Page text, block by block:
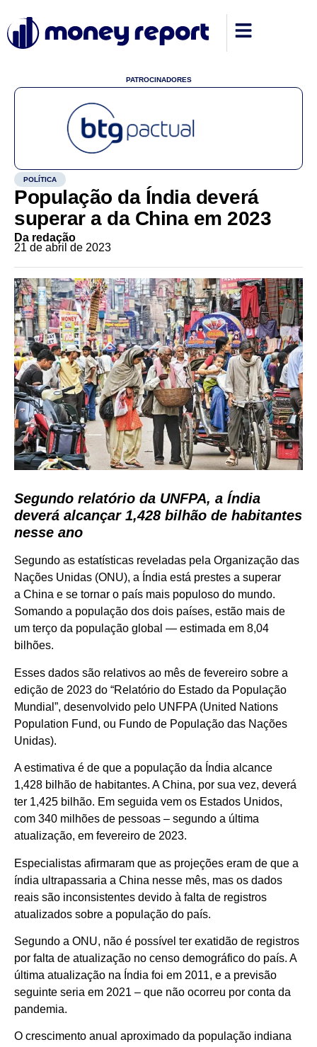
PATROCINADORES
POLÍTICA
População da Índia deverá
superar a da China em 2023
Da redação
21 de abril de 2023
Segundo relatório da UNFPA, a Índia
deverá alcançar 1,428 bilhão de habitantes
nesse ano
Segundo as estatísticas reveladas pela Organização das
Nações Unidas (ONU), a Índia está prestes a superar
a China e se tornar o país mais populoso do mundo.
Somando a população dos dois países, estão mais de
um terço da população global — estimada em 8,04
bilhões.
Esses dados são relativos ao mês de fevereiro sobre a
edição de 2023 do “Relatório do Estado da População
Mundial”, desenvolvido pelo UNFPA (United Nations
Population Fund, ou Fundo de População das Nações
Unidas).
A estimativa é de que a população da Índia alcance
1,428 bilhão de habitantes. A China, por sua vez, deverá
ter 1,425 bilhão. Em seguida vem os Estados Unidos,
com 340 milhões de pessoas – segundo a última
atualização, em fevereiro de 2023.
Especialistas afirmaram que as projeções eram de que a
índia ultrapassaria a China nesse mês, mas os dados
reais são inconsistentes devido à falta de registros
atualizados sobre a população do país.
Segundo a ONU, não é possível ter exatidão de registros
por falta de atualização no censo demográfico do país. A
última atualização na Índia foi em 2011, e a previsão
seguinte seria em 2021 – que não ocorreu por conta da
pandemia.
O crescimento anual aproximado da população indiana